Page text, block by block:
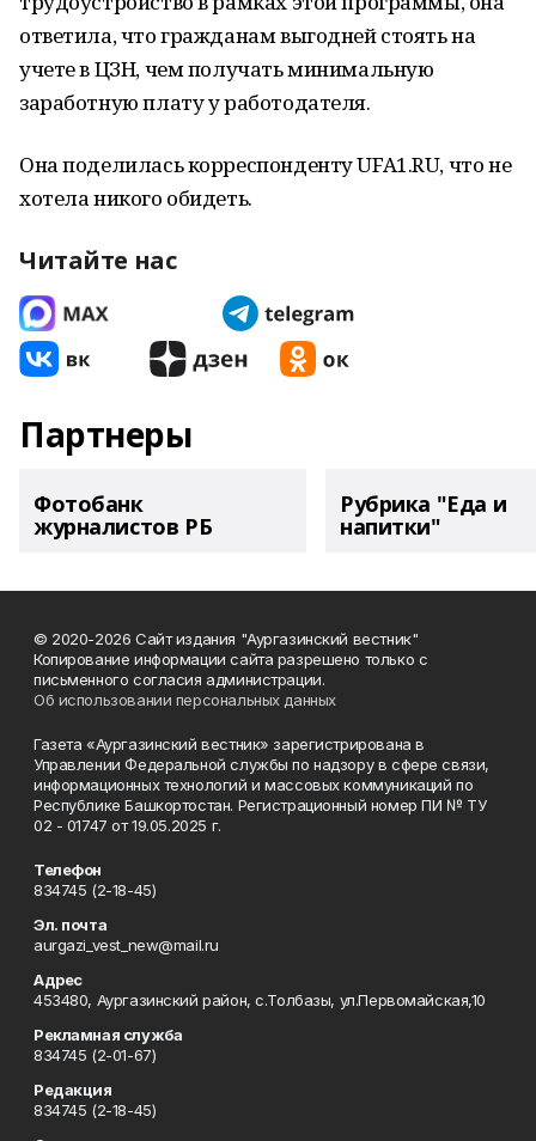
ответила, что гражданам выгодней стоять на
учете в ЦЗН, чем получать минимальную
заработную плату у работодателя.
Она поделилась корреспонденту UFA1.RU, что не
хотела никого обидеть.
Читайте нас
Партнеры
Фотобанк
журналистов РБ
Рубрика "Еда и
напитки"
© 2020-2026 Сайт издания "Аургазинский вестник"
Копирование информации сайта разрешено только с
письменного согласия администрации.
Об использовании персональных данных
Газета «Аургазинский вестник» зарегистрирована в
Управлении Федеральной службы по надзору в сфере связи,
информационных технологий и массовых коммуникаций по
Республике Башкортостан. Регистрационный номер ПИ № ТУ
02 - 01747 от 19.05.2025 г.
Телефон
834745 (2-18-45)
Эл. почта
aurgazi_vest_new@mail.ru
Адрес
453480, Аургазинский район, с.Толбазы, ул.Первомайская,10
Рекламная служба
834745 (2-01-67)
Редакция
834745 (2-18-45)